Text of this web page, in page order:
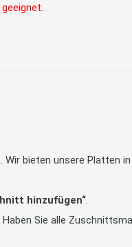
bieten unsere Platten
hinzufügen“
Sie alle